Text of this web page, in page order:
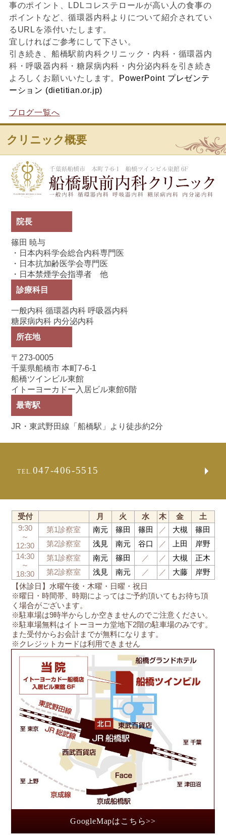
事のポイント、LDLコレステロールが高い人の食事の
ポイントなど、循環器内科よりについて紹介されてい
るURLを添付いたします。
宜しければご参考にして下さい。
引き続き、船橋駅前内科クリニック・内科・循環器内
科・呼吸器内科・糖尿病内科・内分泌内科を引き続き
よろしくお願いいたします。
PowerPoint プレゼンテ
ーション (dietitian.or.jp)
ブログ一覧へ
クリニック概要
院長
篠田 暁与
・日本内科学会総合内科専門医
・日本抗加齢医学会専門医
・日本禁煙学会指導者 他
診療科目
一般内科 循環器内科 呼吸器内科
糖尿病内科 内分泌内科
所在地
〒273-0005
千葉県船橋市 本町7-6-1
船橋ツインビル東館
イトーヨーカドー入居ビル東館6階
最寄駅
JR・東武野田線「船橋駅」より徒歩約2分
TEL. 047-406-5515
【休診日】水曜午後・木曜・日曜・祝日
※曜日・時間帯、時期によってはご予約頂いてもお待ち頂
く場合がございます。
※駐車場は9時半からしか空きませんのでご注意ください。
※駐車場無料はイトーヨーカ堂地下2階の駐車場のみです。
また受付からお会計までが無料になります。
※クレジットカードは利用できません
受付 月 火 水 木 金
土
9:30
～
12:30
第1診察室 南元 篠田 篠田 ／ 大槻
篠田
第2診察室
浅見 南元 谷口 ／ 上田
岸野
14:30
～
18:30
第1診察室 南元 篠田 ／ ／ 大槻
正木
第2診察室
浅見 南元 ／ ／ 大藤 岸野
GoogleMapはこちら>>